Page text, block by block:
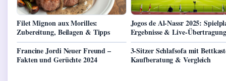
Filet Mignon aux Morilles:
Zubereitung, Beilagen & Tipps
Jogos de Al-Nassr 2025:
Ergebnisse & Live-Übertragung
Francine Jordi Neuer Freund –
Fakten und Gerüchte 2024
3-Sitzer Schlafsofa mit
Kaufberatung & Vergleich